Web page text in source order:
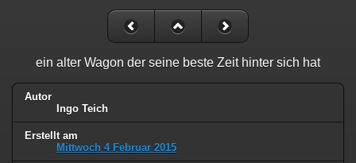
ein alter Wagon der seine beste Zeit hinter sich hat
Autor
Ingo Teich
Erstellt am
Mittwoch 4 Februar 2015